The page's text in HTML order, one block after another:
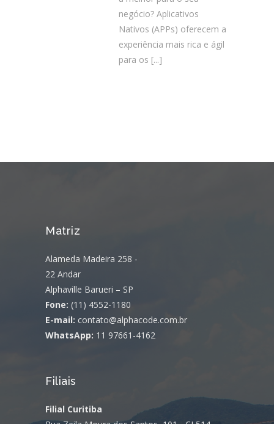
negócio? Aplicativos
Nativos (APPs) oferecem a
experiência mais rica e ágil
para os [...]
Matriz
Alameda Madeira 258 -
22 Andar
Alphaville Barueri – SP
Fone: (11) 4552-1180
E-mail: contato@alphacode.com.br
WhatsApp: 11 97661-4162
Filiais
Filial Curitiba